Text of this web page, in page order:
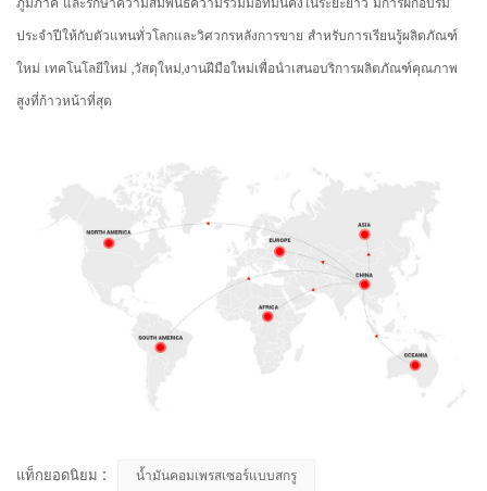
ประจำปีให้กับตัวแทนทั่วโลกและวิศวกรหลังการขาย สำหรับการเรียนรู้ผลิตภัณฑ์
ใหม่ เทคโนโลยีใหม่ ,วัสดุใหม่,งานฝีมือใหม่เพื่อนำเสนอบริการผลิตภัณฑ์คุณภาพ
สูงที่ก้าวหน้าที่สุด
แท็กยอดนิยม :
น้ำมันคอมเพรสเซอร์แบบสกรู